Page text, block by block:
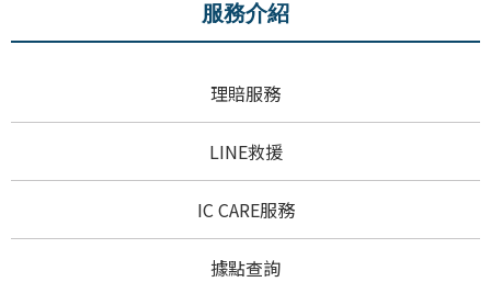
服務介紹
理賠服務
LINE救援
IC CARE服務
據點查詢